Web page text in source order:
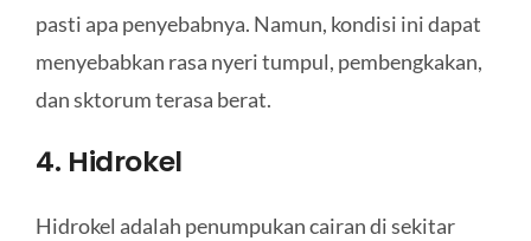
pasti apa penyebabnya. Namun, kondisi ini dapat
menyebabkan rasa nyeri tumpul, pembengkakan,
dan sktorum terasa berat.
4. Hidrokel
Hidrokel adalah penumpukan cairan di sekitar